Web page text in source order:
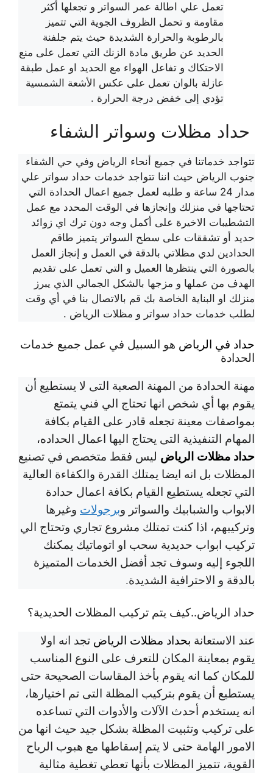
تعمل علي اطالة عمر السواتر و تجعلها أكثر
مقاومة و تحمل الظروف الجوية التي تتميز
بالرطوبة والحرارة الشديدة حيث يتم جلفنة
الحديد عن طريق مادة الزنك التي تعمل على منع
الاحتكاك و تفاعل الهواء مع الحديد او عمل طبقة
عازلة بالوان تعمل على عكس الأشعة الشمسية
تؤدي إلى خفض درجة الحرارة .
حداد مظلات وسواتر الشفاء
تتواجد خدماتنا في جميع أنحاء الرياض وفي حي الشفاء
جنوب الرياض حيث اننا تتواجد خدمات حداد سواتر علي
مدار 24 ساعة و طلبه لعمل جميع اعمال الحدادة التي
تحتاجها في منزلك وإنجازها في الوقت المحدد مع عمل
التشطيبات الاخيرة على أكمل وجه دون ترك اي زوائد
حديد أو تشققات على سطح السواتر يتميز طاقم
الحدادين لدي مظلاتي بالدقة في العمل و إنجاز العمل
بالصورة التي ينتظرها العميل و التي تعمل على تقديم
الهدف من عملها و مزجها بالشكل الجمالي الذي يبرز
منزلك او البناية الخاصة بك قم بالاتصال بنا في أي وقت
لطلب خدمات حداد سواتر و مظلات الرياض .
حداد في الرياض هو السبيل في عمل جميع خدمات
الحدادة
مهنة الحدادة من المهنة الصعبة التى لا يستطيع أن
يقوم بها أي شخص انها تحتاج الي فني يتمتع
بمواصفات معينة تجعله قادر على القيام بكافة
المهام التنفيذية التى يحتاج اليها اعمال الحداده،
حداد مظلات الرياض ليس فقط متخصص في تصنيع
المظلات بل انه ايضا يمتلك القدرة والكفاءة العالية
التي تجعله يستطيع القيام بكافة اعمال حدادة
الابواب والشبابيك والسواتر وبرجولات وغيرها
وتركيبهم، اذا كنت تمتلك مشروع تجاري وتحتاج الي
تركيب ابواب حديدية سحب او اتوماتيك يمكنك
اللجوء إليه وسوف تجد أفضل الخدمات المتميزة
بالدقة و الاحترافية الشديدة.
حداد الرياض..كيف يتم تركيب المظلات الحديدية؟
عند الاستعانة بحداد مظلات الرياض تجد انه اولا
يقوم بمعاينة المكان للتعرف على النوع المناسب
للمكان كما انه يقوم بأخذ المقاسات الصحيحة حتى
يستطيع أن يقوم بتركيب المظلة التى تم اختيارها،
انه يستخدم أحدث الآلات والأدوات التي تساعده
على تركيب وتثبيت المظلة بشكل جيد حيث انها من
الامور الهامة حتى لا يتم إسقاطها مع هبوب الرياح
القوية، تتميز المظلات بأنها تعطي تغطية مثالية